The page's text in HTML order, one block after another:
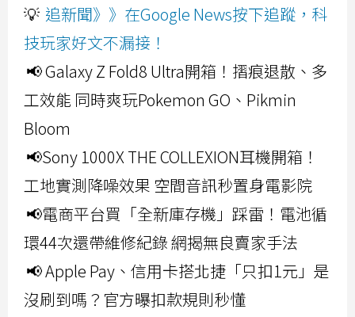
💡 追新聞》》在Google News按下追蹤，科
技玩家好文不漏接！
📢 Galaxy Z Fold8 Ultra開箱！摺痕退散、多
工效能 同時爽玩Pokemon GO、Pikmin
Bloom
📢Sony 1000X THE COLLEXION耳機開箱！
工地實測降噪效果 空間音訊秒置身電影院
📢電商平台買「全新庫存機」踩雷！電池循
環44次還帶維修紀錄 網揭無良賣家手法
📢 Apple Pay、信用卡搭北捷「只扣1元」是
沒刷到嗎？官方曝扣款規則秒懂